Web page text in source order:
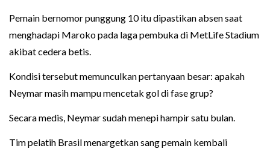
Pemain bernomor punggung 10 itu dipastikan absen saat
menghadapi Maroko pada laga pembuka di MetLife Stadium
akibat cedera betis.
Kondisi tersebut memunculkan pertanyaan besar: apakah
Neymar masih mampu mencetak gol di fase grup?
Secara medis, Neymar sudah menepi hampir satu bulan.
Tim pelatih Brasil menargetkan sang pemain kembali